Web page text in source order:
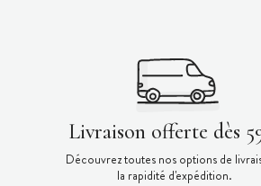
Livraison offerte dès
Découvrez toutes nos options de
la rapidité d'expédition.